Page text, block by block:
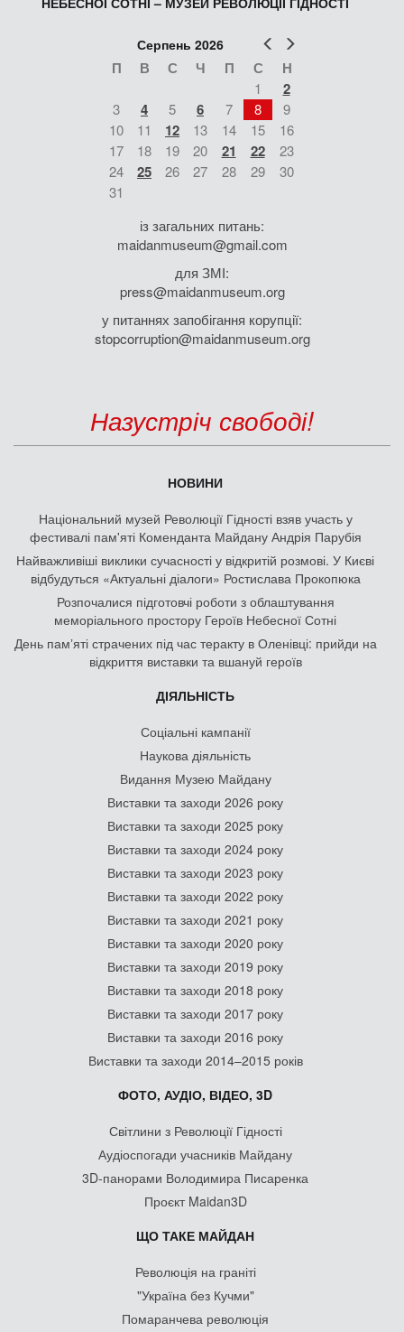
Попер
Серпень 2026
П В С Ч П С Н
1 2
3 4 5 6 7 8
9
10
11 12 13 14 15
16
17
18 19 20 21 22
23
24
25 26 27 28 29
30
31
із загальних питань:
maidanmuseum@gmail.com
для ЗМІ:
press@maidanmuseum.org
у питаннях запобігання корупції:
stopcorruption@maidanmuseum.org
Назустріч свободі!
НОВИНИ
Національний музей Революції Гідності взяв участь у
фестивалі пам'яті Коменданта Майдану Андрія Парубія
Найважливіші виклики сучасності у відкритій розмові. У Києві
відбудуться «Актуальні діалоги» Ростислава Прокопюка
Розпочалися підготовчі роботи з облаштування
меморіального простору Героїв Небесної Сотні
День памʼяті страчених під час теракту в Оленівці: прийди на
відкриття виставки та вшануй героїв
ДІЯЛЬНІСТЬ
Соціальні кампанії
Наукова діяльність
Видання Музею Майдану
Виставки та заходи 2026 року
Виставки та заходи 2025 року
Виставки та заходи 2024 року
Виставки та заходи 2023 року
Виставки та заходи 2022 року
Виставки та заходи 2021 року
Виставки та заходи 2020 року
Виставки та заходи 2019 року
Виставки та заходи 2018 року
Виставки та заходи 2017 року
Виставки та заходи 2016 року
Виставки та заходи 2014–2015 років
ФОТО, АУДІО, ВІДЕО, 3D
Світлини з Революції Гідності
Аудіоспогади учасників Майдану
3D-панорами Володимира Писаренка
Проєкт Maidan3D
ЩО ТАКЕ МАЙДАН
Революція на граніті
"Україна без Кучми"
Помаранчева революція